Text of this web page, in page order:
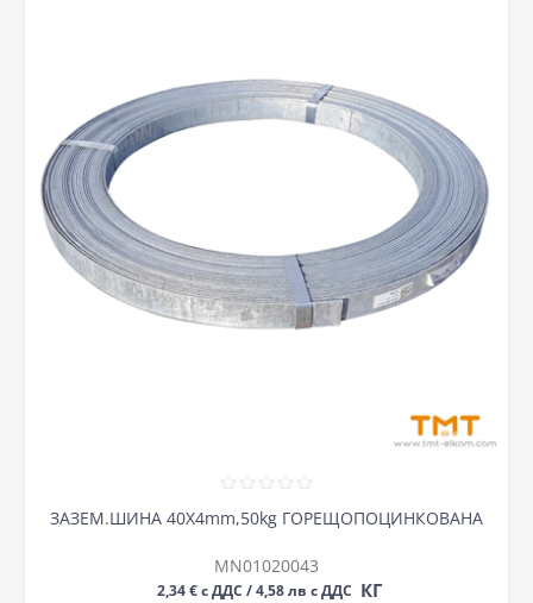
ЗАЗЕМ.ШИНА 40Х4mm,50kg ГОРЕЩОПОЦИНКОВАНА
MN01020043
2,34 € с ДДС / 4,58 лв с ДДС КГ